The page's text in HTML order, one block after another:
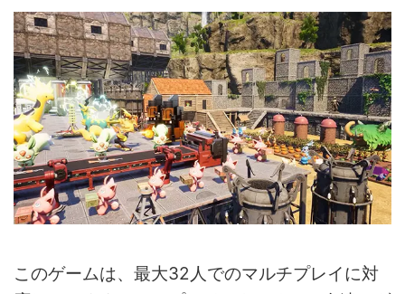
このゲームは、最大32人でのマルチプレイに対